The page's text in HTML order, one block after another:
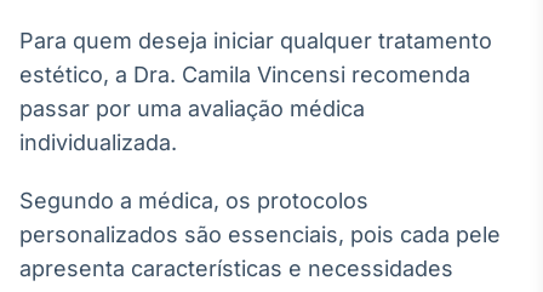
Para quem deseja iniciar qualquer tratamento
estético, a Dra. Camila Vincensi recomenda
passar por uma avaliação médica
individualizada.
Segundo a médica, os protocolos
personalizados são essenciais, pois cada pele
apresenta características e necessidades